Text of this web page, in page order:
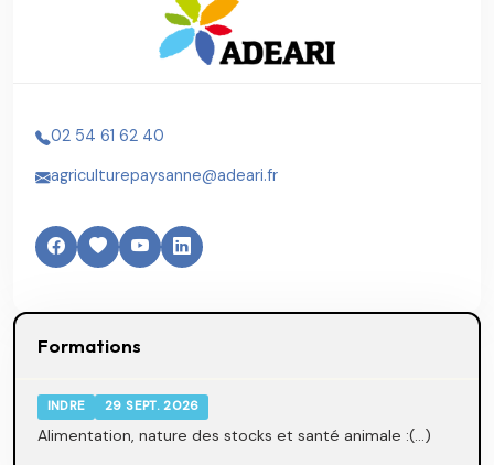
02 54 61 62 40
agriculturepaysanne@adeari.fr
Formations
INDRE 29 SEPT. 2026
Alimentation, nature des stocks et santé animale :(...)